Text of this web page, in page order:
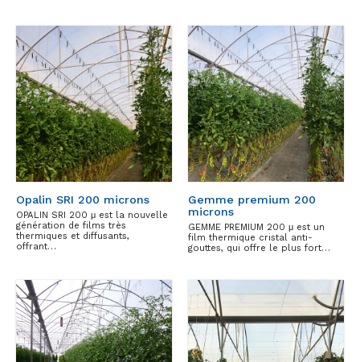
Opalin SRI 200 microns
OPALIN SRI 200 μ est la nouvelle
génération de films très
thermiques et diffusants,
offrant…
Gemme premium 200
microns
GEMME PREMIUM 200 μ est un
film thermique cristal anti-
gouttes, qui offre le plus fort…